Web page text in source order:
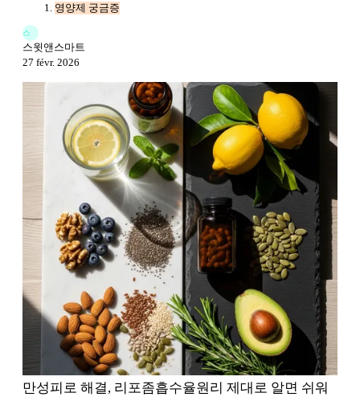
영양제 궁금증
스
스윗앤스마트
27 févr. 2026
만성피로 해결, 리포좀흡수율원리 제대로 알면 쉬워